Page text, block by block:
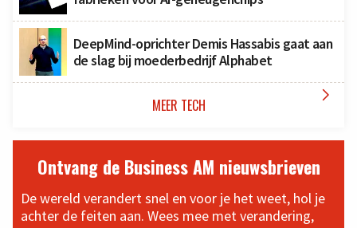
DeepMind-oprichter Demis Hassabis gaat aan
de slag bij moederbedrijf Alphabet
MEER TECH 
Ontvang de Business AM nieuwsbrieven
De wereld verandert snel en voor je het weet, hol je
achter de feiten aan. Wees mee met verandering,